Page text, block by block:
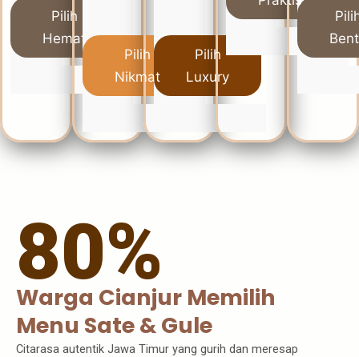
Pilih
Hemat
Pilih
Nikmat
Pilih
Luxury
80%
Warga Cianjur Memilih
Menu Sate & Gule
Citarasa autentik Jawa Timur yang gurih dan meresap